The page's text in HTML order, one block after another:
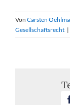
Von Carsten
Gesellschaftsrecht |